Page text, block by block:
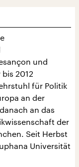
und
2012
für Politik
an der
an das
der
Seit Herbst
Universität